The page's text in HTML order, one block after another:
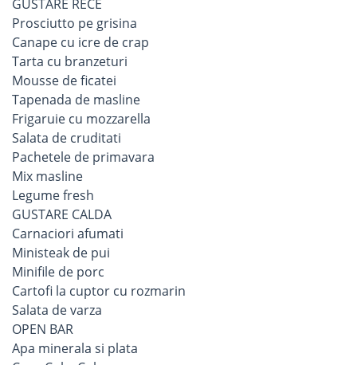
GUSTARE RECE
Prosciutto pe grisina
Canape cu icre de crap
Tarta cu branzeturi
Mousse de ficatei
Tapenada de masline
Frigaruie cu mozzarella
Salata de cruditati
Pachetele de primavara
Mix masline
Legume fresh
GUSTARE CALDA
Carnaciori afumati
Ministeak de pui
Minifile de porc
Cartofi la cuptor cu rozmarin
Salata de varza
OPEN BAR
Apa minerala si plata